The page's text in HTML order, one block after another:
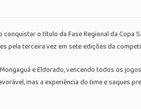
o título da Fase Regional da
pela terceira vez em sete edições da
e Eldorado, vencendo todos os
mas a experiência do time e saques